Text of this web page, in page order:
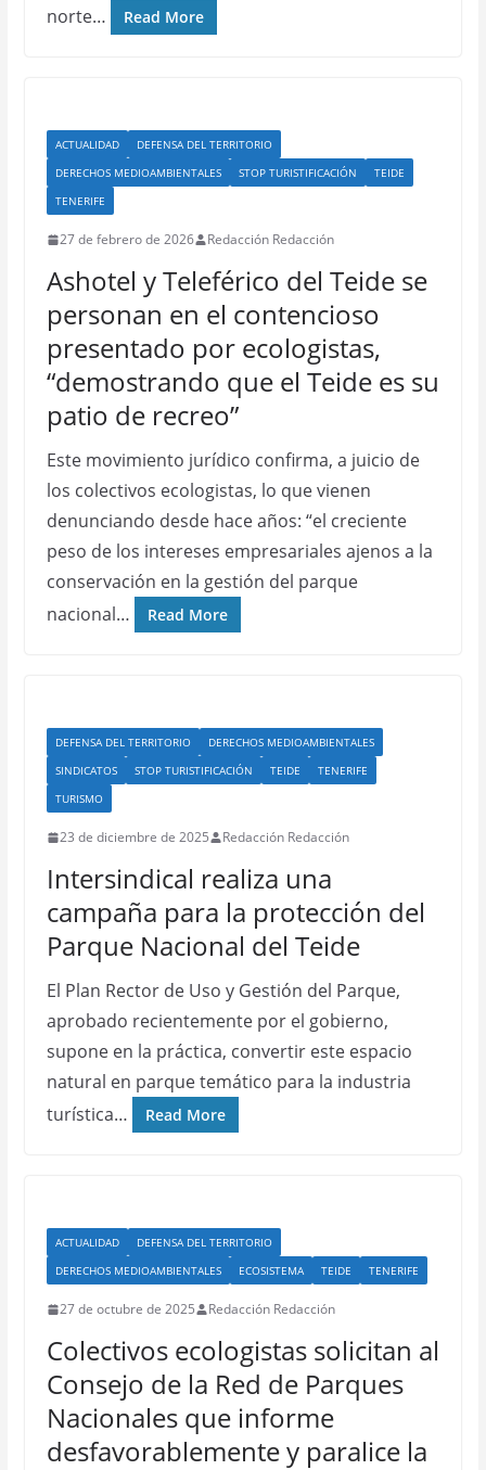
norte…
Read More
ACTUALIDAD
DEFENSA DEL TERRITORIO
DERECHOS MEDIOAMBIENTALES
STOP TURISTIFICACIÓN
TEIDE
TENERIFE
27 de febrero de 2026 Redacción Redacción
Ashotel y Teleférico del Teide se
personan en el contencioso
presentado por ecologistas,
“demostrando que el Teide es su
patio de recreo”
Este movimiento jurídico confirma, a juicio de
los colectivos ecologistas, lo que vienen
denunciando desde hace años: “el creciente
peso de los intereses empresariales ajenos a la
conservación en la gestión del parque
nacional…
Read More
DEFENSA DEL TERRITORIO
DERECHOS MEDIOAMBIENTALES
SINDICATOS
STOP TURISTIFICACIÓN TEIDE
TENERIFE
TURISMO
23 de diciembre de 2025 Redacción Redacción
Intersindical realiza una
campaña para la protección del
Parque Nacional del Teide
El Plan Rector de Uso y Gestión del Parque,
aprobado recientemente por el gobierno,
supone en la práctica, convertir este espacio
natural en parque temático para la industria
turística…
Read More
ACTUALIDAD
DEFENSA DEL TERRITORIO
DERECHOS MEDIOAMBIENTALES
ECOSISTEMA TEIDE TENERIFE
27 de octubre de 2025 Redacción Redacción
Colectivos ecologistas solicitan al
Consejo de la Red de Parques
Nacionales que informe
desfavorablemente y paralice la